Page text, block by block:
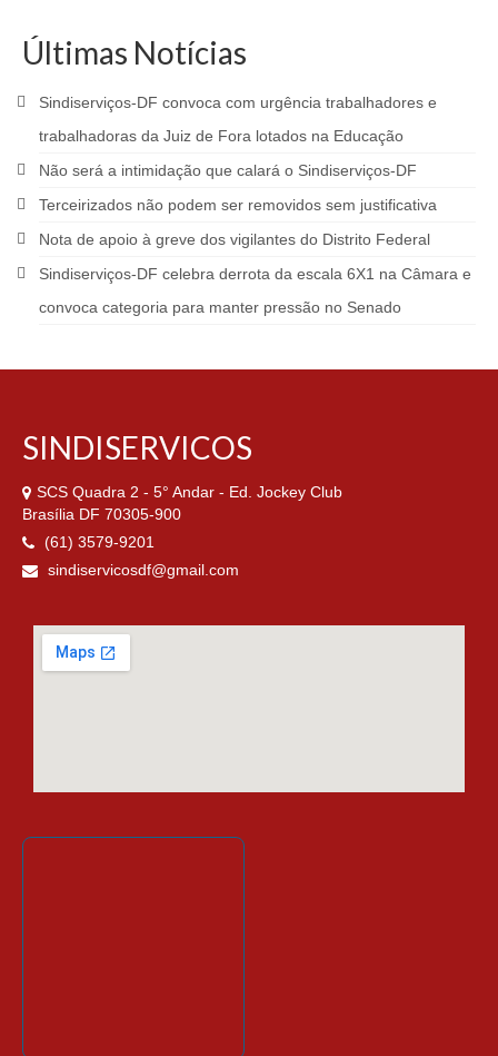
Últimas Notícias
Sindiserviços-DF convoca com urgência trabalhadores e
trabalhadoras da Juiz de Fora lotados na Educação
Não será a intimidação que calará o Sindiserviços-DF
Terceirizados não podem ser removidos sem justificativa
Nota de apoio à greve dos vigilantes do Distrito Federal
Sindiserviços-DF celebra derrota da escala 6X1 na Câmara e
convoca categoria para manter pressão no Senado
SINDISERVICOS
SCS Quadra 2 - 5° Andar - Ed. Jockey Club
Brasília DF 70305-900
(61) 3579-9201
sindiservicosdf@gmail.com